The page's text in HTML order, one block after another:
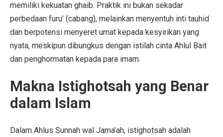
memiliki kekuatan ghaib. Praktik ini bukan sekadar
perbedaan furu’ (cabang), melainkan menyentuh inti tauhid
dan berpotensi menyeret umat kepada kesyirikan yang
nyata, meskipun dibungkus dengan istilah cinta Ahlul Bait
dan penghormatan kepada para imam.
Makna Istighotsah yang Benar
dalam Islam
Dalam Ahlus Sunnah wal Jama’ah, istighotsah adalah